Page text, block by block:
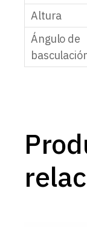
Altura
Ángulo de